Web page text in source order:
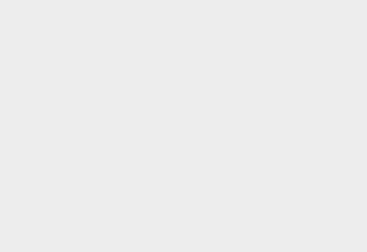
oder organischen Ablagerungen durch